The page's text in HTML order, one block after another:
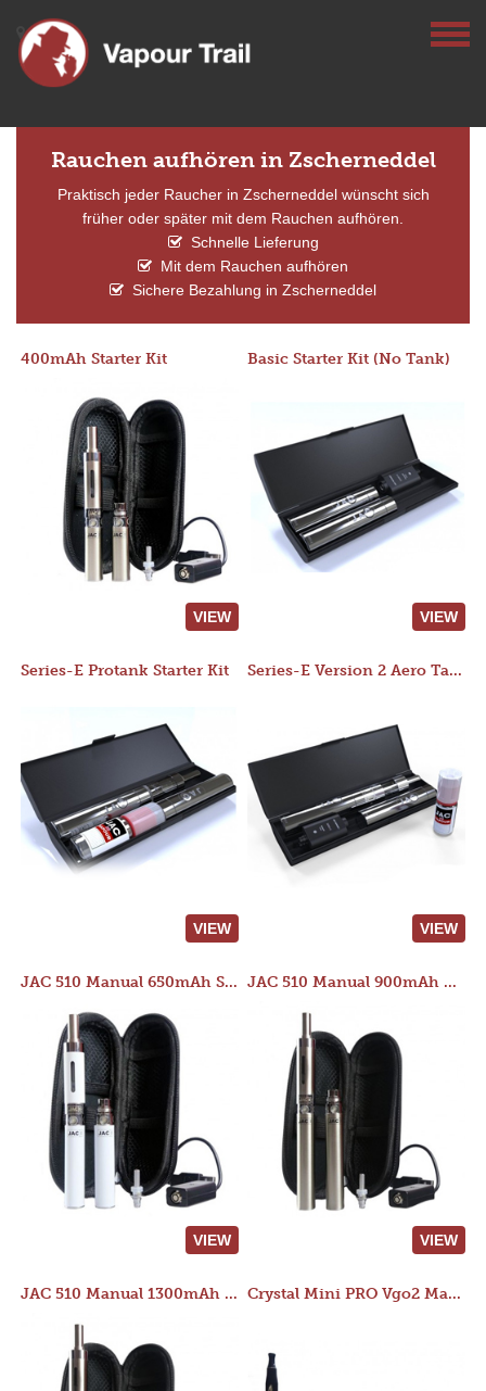
Rauchen aufhören in Zscherneddel
Praktisch jeder Raucher in Zscherneddel wünscht sich
früher oder später mit dem Rauchen aufhören.
Schnelle Lieferung
Mit dem Rauchen aufhören
Sichere Bezahlung in Zscherneddel
400mAh Starter Kit
VIEW
Basic Starter Kit (No Tank)
VIEW
Series-E Protank Starter Kit
VIEW
Series-E Version 2 Aero Tank Starter Kit
VIEW
JAC 510 Manual 650mAh Starter Kit
VIEW
JAC 510 Manual 900mAh Starter Kit
VIEW
JAC 510 Manual 1300mAh Starter Kit Crystal Mini PRO Vgo2 Manual 400mAh Kit